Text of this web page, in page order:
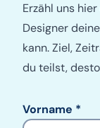
Erzähl uns
Designer
kann. Ziel,
du teilst,
Vorname